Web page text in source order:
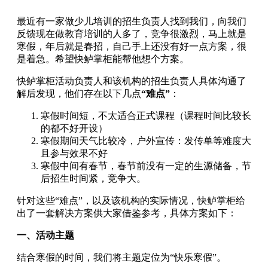
最近有一家做少儿培训的招生负责人找到我们，向我们
反馈现在做教育培训的人多了，竞争很激烈，马上就是
寒假，年后就是春招，自己手上还没有好一点方案，很
是着急。希望快鲈掌柜能帮他想个方案。
快鲈掌柜活动负责人和该机构的招生负责人具体沟通了
解后发现，他们存在以下几点“难点” ：
寒假时间短，不太适合正式课程（课程时间比较长
的都不好开设）
寒假期间天气比较冷，户外宣传：发传单等难度大
且参与效果不好
寒假中间有春节，春节前没有一定的生源储备，节
后招生时间紧，竞争大。
针对这些“难点”，以及该机构的实际情况，快鲈掌柜给
出了一套解决方案供大家借鉴参考，具体方案如下：
一、活动主题
结合寒假的时间，我们将主题定位为“快乐寒假”。